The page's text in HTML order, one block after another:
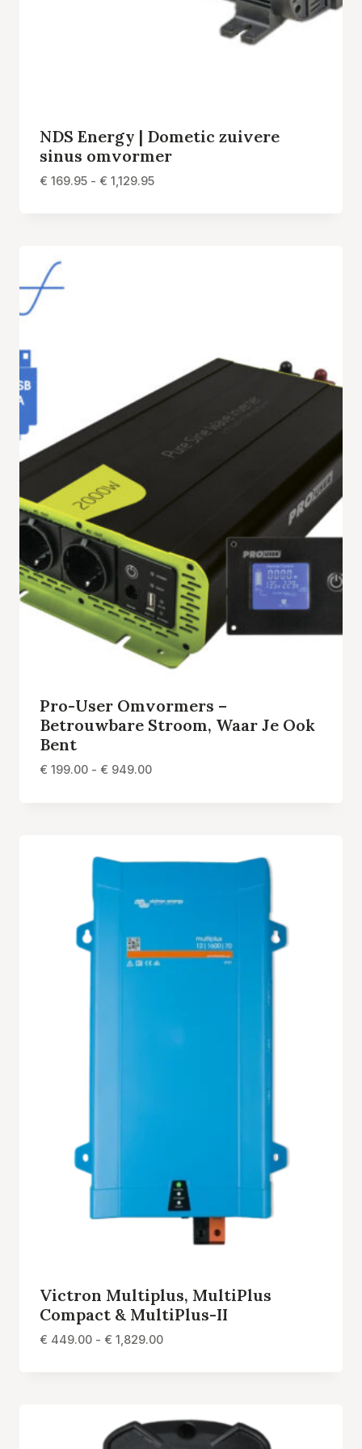
NDS Energy | Dometic zuivere
sinus omvormer
€ 169.95 - € 1,129.95Prijsklasse:
Pro-User Omvormers –
Betrouwbare Stroom, Waar Je Ook
Bent
€ 199.00 - € 949.00Prijsklasse:
Victron Multiplus, MultiPlus
Compact & MultiPlus-II
€ 449.00 - € 1,829.00Prijsklasse: